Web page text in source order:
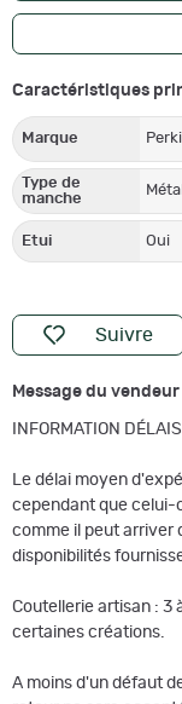
Caractéristiques
Marque
Type de
manche
Métal
Etui Oui
Suivre
Message du vendeur
INFORMATION DÉLAIS
Le délai moyen
cependant que celui-
comme il peut arriver
disponibilités
Coutellerie artisan : 3
certaines créations.
A moins d'un défaut